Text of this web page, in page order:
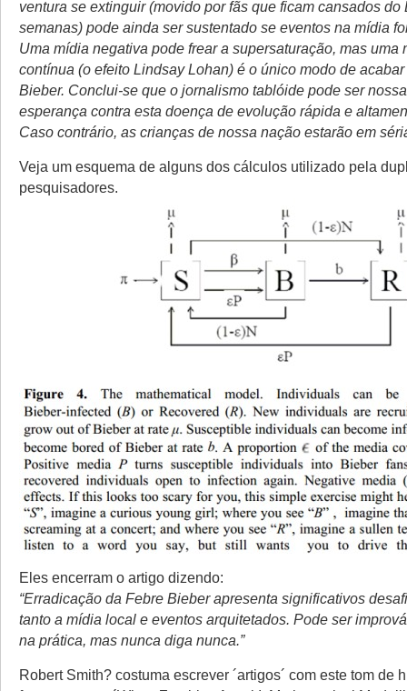
ventura se extinguir (movido por fãs que ficam cansados do
semanas) pode ainda ser sustentado se eventos na mídia
Uma mídia negativa pode frear a supersaturação, mas uma
contínua (o efeito Lindsay Lohan) é o único modo de
Bieber. Conclui-se que o jornalismo tablóide pode ser
esperança contra esta doença de evolução rápida e
Caso contrário, as crianças de nossa nação estarão em
Veja um esquema de alguns dos cálculos utilizado pela
pesquisadores.
Eles encerram o artigo dizendo:
“Erradicação da Febre Bieber apresenta significativos
tanto a mídia local e eventos arquitetados. Pode ser
na prática, mas nunca diga nunca.”
Robert Smith? costuma escrever ´artigos´ com este tom de